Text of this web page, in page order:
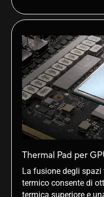
Thermal Pad per
La fusione degli spazi
termico consente di
termica superiore e